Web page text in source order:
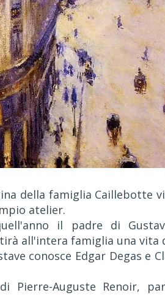
della famiglia Caillebotte
atelier.
il padre di
all'intera famiglia una vita
conosce Edgar Degas e
Pierre-Auguste Renoir,